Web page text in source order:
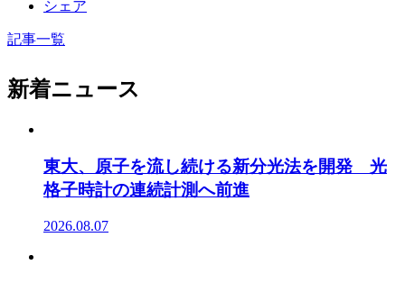
シェア
記事一覧
新着ニュース
東大、原子を流し続ける新分光法を開発 光
格子時計の連続計測へ前進
2026.08.07